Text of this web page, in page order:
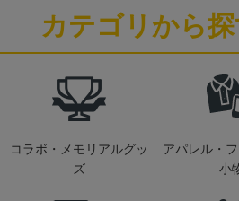
カテゴリから
コラボ・メモリアルグッ
ズ
アパレル・
小